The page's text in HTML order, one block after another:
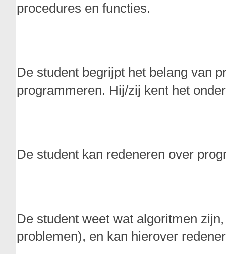
procedures en functies.
De student begrijpt het belang van
programmeren. Hij/zij kent het
De student kan redeneren over
De student weet wat algoritmen
problemen), en kan hierover